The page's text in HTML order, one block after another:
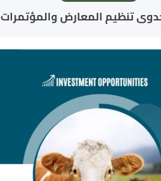
تنظيم المعارض والمؤتمرات